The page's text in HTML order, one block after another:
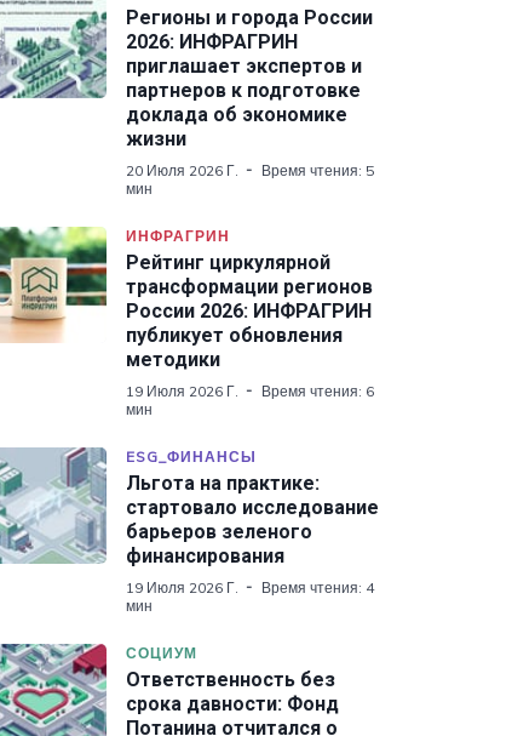
Регионы и города России
2026: ИНФРАГРИН
приглашает экспертов и
партнеров к подготовке
доклада об экономике
жизни
20 Июля 2026 Г.
Время чтения: 5
мин
ИНФРАГРИН
Рейтинг циркулярной
трансформации регионов
России 2026: ИНФРАГРИН
публикует обновления
методики
19 Июля 2026 Г.
Время чтения: 6
мин
ESG_ФИНАНСЫ
Льгота на практике:
стартовало исследование
барьеров зеленого
финансирования
19 Июля 2026 Г.
Время чтения: 4
мин
СОЦИУМ
Ответственность без
срока давности: Фонд
Потанина отчитался о